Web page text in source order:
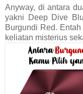
Anyway, di antara
yakni Deep Dive
Burgundi Red.
keliatan misterius